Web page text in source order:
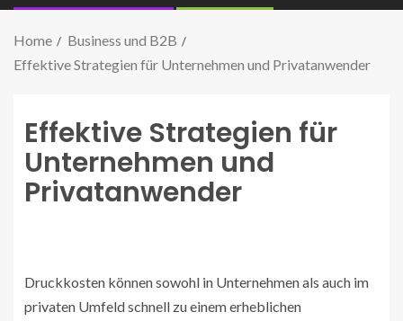
Home
Business und B2B
Effektive Strategien für Unternehmen und Privatanwender
Effektive Strategien für
Unternehmen und
Privatanwender
Druckkosten können sowohl in Unternehmen als auch im
privaten Umfeld schnell zu einem erheblichen